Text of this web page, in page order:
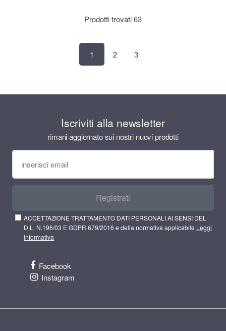
Prodotti trovati63
1 2 3
Iscriviti alla newsletter
rimani aggiornato sui nostri nuovi prodotti
Registrati
ACCETTAZIONE TRATTAMENTO DATI PERSONALI AI SENSI DEL
D.L. N.196/03 E GDPR 679/2016 e della normativa applicabile Leggi
informativa
Facebook
Instagram